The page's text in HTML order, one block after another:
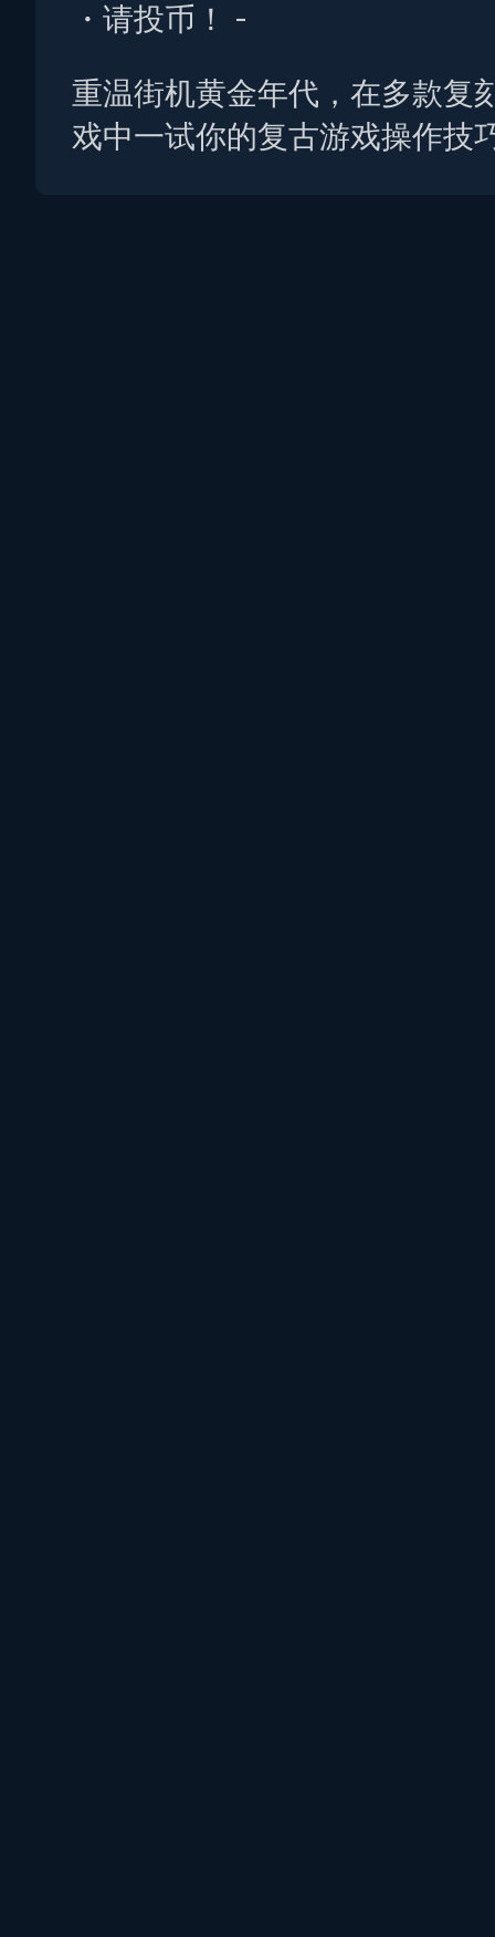
・请投币！ -
重温街机黄金年代，在多款复
戏中一试你的复古游戏操作技